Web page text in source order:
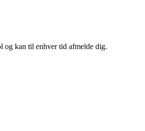
og kan til enhver tid afmelde dig.